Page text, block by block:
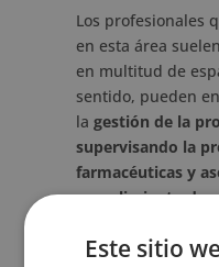
Los profesionales
en esta área
en multitud de
sentido, pueden
la gestión de la
supervisando la
farmacéuticas y
cumplimiento de
Este sitio